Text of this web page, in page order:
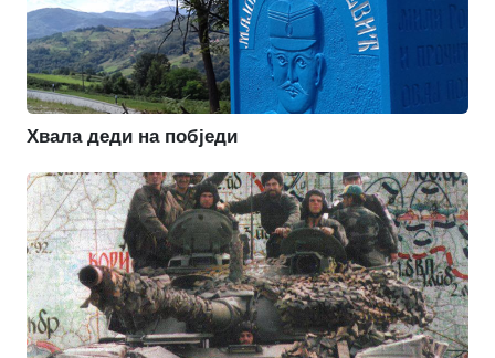
Хвала деди на побједи